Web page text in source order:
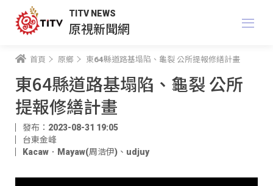
TITV NEWS
原視新聞網
首頁 原鄉 東64縣道路基塌陷、龜裂 公所提報修繕計畫
東64縣道路基塌陷、龜裂 公所
提報修繕計畫
發布：2023-08-31 19:05
台東金峰
Kacaw．Mayaw(周浩伊) 、 udjuy